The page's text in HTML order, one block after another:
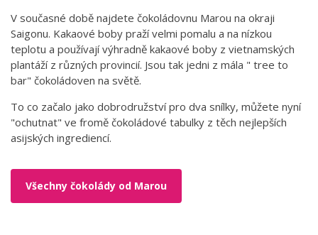
V současné době najdete čokoládovnu Marou na okraji
Saigonu. Kakaové boby praží velmi pomalu a na nízkou
teplotu a používají výhradně kakaové boby z vietnamských
plantáží z různých provincií. Jsou tak jedni z mála " tree to
bar" čokoládoven na světě.
To co začalo jako dobrodružství pro dva snílky, můžete nyní
"ochutnat" ve fromě čokoládové tabulky z těch nejlepších
asijských ingrediencí.
Všechny čokolády od Marou